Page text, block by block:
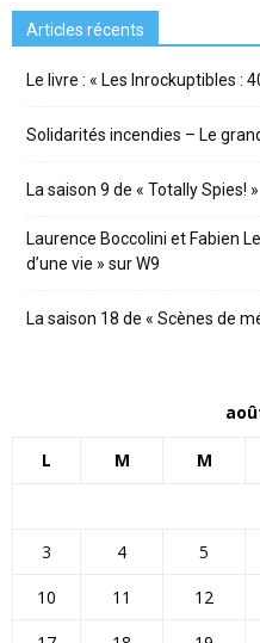
Articles récents
Le livre : « Les Inrockuptibles :
Solidarités incendies – Le
La saison 9 de « Totally Spies! »
Laurence Boccolini et Fabien
d’une vie » sur W9
La saison 18 de « Scènes de
L M M
3
4 5
10
11 12